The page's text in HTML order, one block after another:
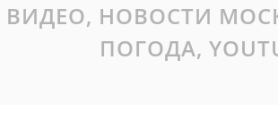
ВИДЕО, НОВОСТИ
ПОГОДА,